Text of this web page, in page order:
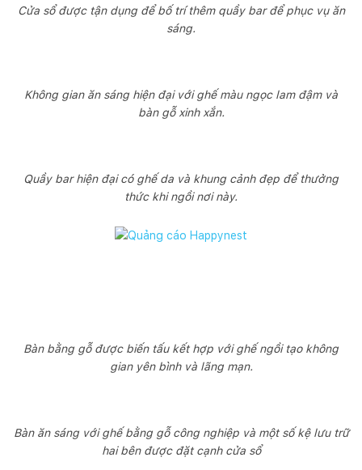
Cửa sổ được tận dụng để bố trí thêm quầy bar để phục vụ ăn
sáng.
Không gian ăn sáng hiện đại với ghế màu ngọc lam đậm và
bàn gỗ xinh xắn.
Quầy bar hiện đại có ghế da và khung cảnh đẹp để thưởng
thức khi ngồi nơi này.
Bàn bằng gỗ được biến tấu kết hợp với ghế ngồi tạo không
gian yên bình và lãng mạn.
Bàn ăn sáng với ghế bằng gỗ công nghiệp và một số kệ lưu trữ
hai bên được đặt cạnh cửa sổ